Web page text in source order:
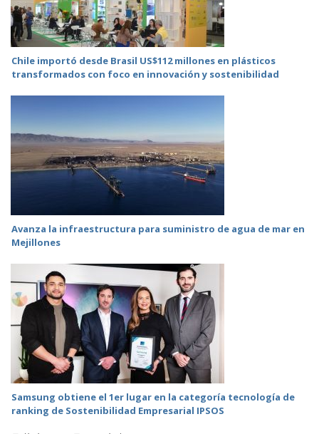
Chile importó desde Brasil US$112 millones en plásticos
transformados con foco en innovación y sostenibilidad
Avanza la infraestructura para suministro de agua de mar en
Mejillones
Samsung obtiene el 1er lugar en la categoría tecnología de
ranking de Sostenibilidad Empresarial IPSOS